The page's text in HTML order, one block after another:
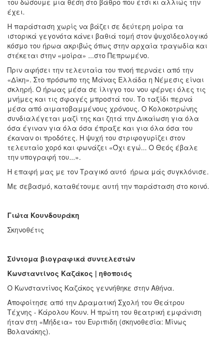
έχει.
Η παράσταση χωρίς να βάζει σε δεύτερη μοίρα τα
ιστορικά γεγονότα κάνει βαθιά τομή στον ψυχοϊδεολογικό
κόσμο του ήρωα ακριβώς όπως στην αρχαία τραγωδία και
στέκεται στην «μοίρα» ...στο Πεπρωμένο.
Πριν αφήσει την τελευταία του πνοή περνάει από την
«Δίκη». Στο πρόσωπο της Μάνας Ελλάδα η Νέμεσις είναι
σκληρή. Ο ήρωας μέσα σε ίλιγγο του νου φέρνει όλες τις
μνήμες και τις σφαγές μπροστά του. Το ταξίδι περνά
μέσα από αιματοβαμμένους χρόνους. Ο Κολοκοτρώνης
συνδιαλέγεται μαζί της και ζητά την Δικαίωση για όλα
όσα έγιναν για όλα όσα έπραξε και για όλα όσα του
έκαναν οι προδότες. Η ψυχή του στριφογυρίζει στον
τελευταίο χορό και φωνάζει «Όχι εγώ... Ο Θεός έβαλε
την υπογραφή του...».
Η επαφή μας με τον Τραγικό αυτό ήρωα μάς συγκλόνισε.
Με σεβασμό, καταθέτουμε αυτή την παράσταση στο κοινό.
Γιώτα Κουνδουράκη
Σκηνοθέτις
Σύντομα βιογραφικά συντελεστών
Κωνσταντίνος Καζάκος | ηθοποιός
Ο Κωνσταντίνος Καζάκος γεννήθηκε στην Αθήνα.
Αποφοίτησε από την Δραματική Σχολή του Θεάτρου
Τέχνης - Κάρολου Κουν. Η πρώτη του θεατρική εμφάνιση
ήταν στη «Μήδεια» του Ευριπιδη (σκηνοθεσία: Μίνως
Βολανάκης).